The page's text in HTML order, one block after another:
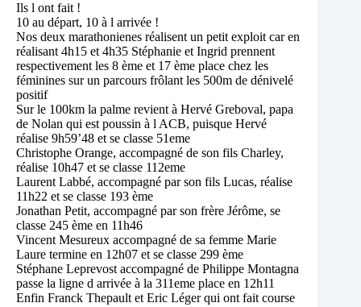
Ils l ont fait !
10 au départ, 10 à l arrivée !
Nos deux marathonienes réalisent un petit exploit car en
réalisant 4h15 et 4h35 Stéphanie et Ingrid prennent
respectivement les 8 ème et 17 ème place chez les
féminines sur un parcours frôlant les 500m de dénivelé
positif
Sur le 100km la palme revient à Hervé Greboval, papa
de Nolan qui est poussin à l ACB, puisque Hervé
réalise 9h59’48 et se classe 51eme
Christophe Orange, accompagné de son fils Charley,
réalise 10h47 et se classe 112eme
Laurent Labbé, accompagné par son fils Lucas, réalise
11h22 et se classe 193 ème
Jonathan Petit, accompagné par son frère Jérôme, se
classe 245 ème en 11h46
Vincent Mesureux accompagné de sa femme Marie
Laure termine en 12h07 et se classe 299 ème
Stéphane Leprevost accompagné de Philippe Montagna
passe la ligne d arrivée à la 311eme place en 12h11
Enfin Franck Thepault et Eric Léger qui ont fait course